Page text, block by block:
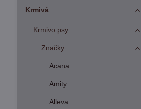
Krmivá
Krmivo psy
Značky
Acana
Amity
Alleva